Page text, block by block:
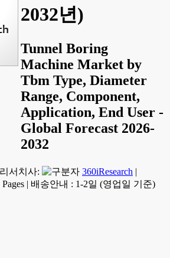
2032년)
Tunnel Boring
Machine Market by
Tbm Type, Diameter
Range, Component,
Application, End User -
Global Forecast 2026-
2032
리서치사: 360iResearch |
| 배송안내 : 1-2일 (영업일 기준)